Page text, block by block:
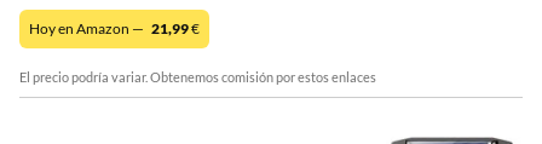
Hoy en Amazon — 21,99€
El precio podría variar. Obtenemos comisión por estos enlaces